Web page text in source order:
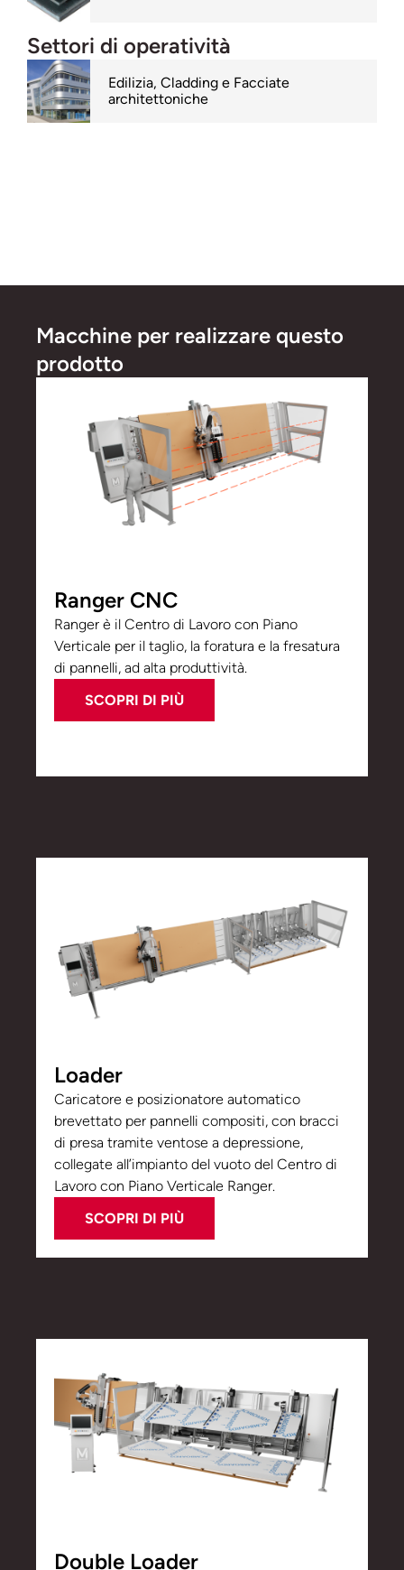
Settori di operatività
Edilizia, Cladding e Facciate
architettoniche
Macchine per realizzare questo
prodotto
Ranger CNC
Ranger è il Centro di Lavoro con Piano
Verticale per il taglio, la foratura e la fresatura
di pannelli, ad alta produttività.
SCOPRI DI PIÙ
Loader
Caricatore e posizionatore automatico
brevettato per pannelli compositi, con bracci
di presa tramite ventose a depressione,
collegate all’impianto del vuoto del Centro di
Lavoro con Piano Verticale Ranger.
SCOPRI DI PIÙ
Double Loader